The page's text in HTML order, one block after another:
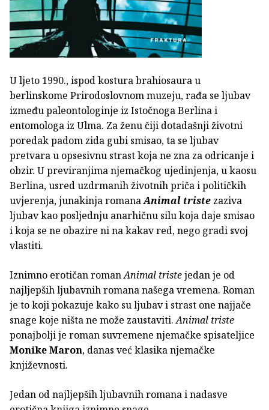
U ljeto 1990., ispod kostura brahiosaura u
berlinskome Prirodoslovnom muzeju, rađa se ljubav
između paleontologinje iz Istočnoga Berlina i
entomologa iz Ulma. Za ženu čiji dotadašnji životni
poredak padom zida gubi smisao, ta se ljubav
pretvara u opsesivnu strast koja ne zna za odricanje i
obzir. U previranjima njemačkog ujedinjenja, u kaosu
Berlina, usred uzdrmanih životnih priča i političkih
uvjerenja, junakinja romanaAnimal triste zaziva
ljubav kao posljednju anarhičnu silu koja daje smisao
i koja se ne obazire ni na kakav red, nego gradi svoj
vlastiti.
Iznimno erotičan romanAnimal tristejedan je od
najljepših ljubavnih romana našega vremena. Roman
je to koji pokazuje kako su ljubav i strast one najjače
snage koje ništa ne može zaustaviti.Animal triste
ponajbolji je roman suvremene njemačke spisateljice
Monike Maron, danas već klasika njemačke
književnosti.
Jedan od najljepših ljubavnih romana i nadasve